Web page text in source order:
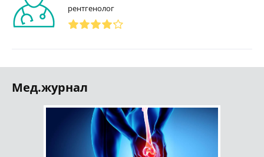
рентгенолог
Мед.журнал